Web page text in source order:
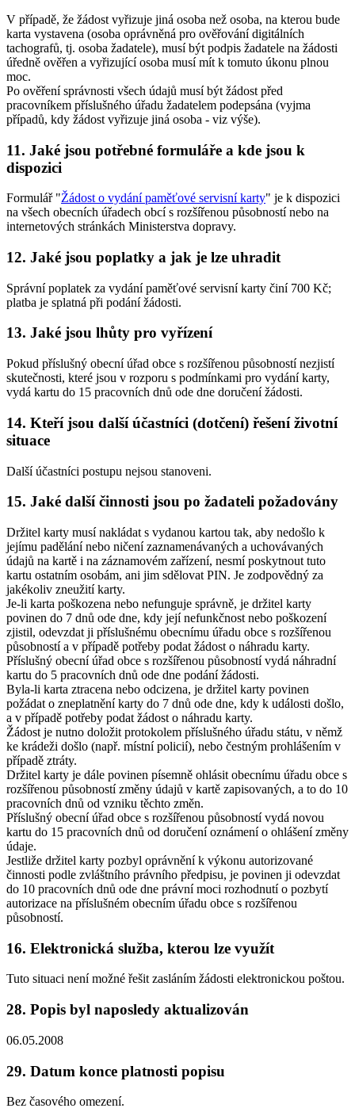
V případě, že žádost vyřizuje jiná osoba než osoba, na kterou bude
karta vystavena (osoba oprávněná pro ověřování digitálních
tachografů, tj. osoba žadatele), musí být podpis žadatele na žádosti
úředně ověřen a vyřizující osoba musí mít k tomuto úkonu plnou
moc.
Po ověření správnosti všech údajů musí být žádost před
pracovníkem příslušného úřadu žadatelem podepsána (vyjma
případů, kdy žádost vyřizuje jiná osoba - viz výše).
11. Jaké jsou potřebné formuláře a kde jsou k
dispozici
Formulář "Žádost o vydání paměťové servisní karty" je k dispozici
na všech obecních úřadech obcí s rozšířenou působností nebo na
internetových stránkách Ministerstva dopravy.
12. Jaké jsou poplatky a jak je lze uhradit
Správní poplatek za vydání paměťové servisní karty činí 700 Kč;
platba je splatná při podání žádosti.
13. Jaké jsou lhůty pro vyřízení
Pokud příslušný obecní úřad obce s rozšířenou působností nezjistí
skutečnosti, které jsou v rozporu s podmínkami pro vydání karty,
vydá kartu do 15 pracovních dnů ode dne doručení žádosti.
14. Kteří jsou další účastníci (dotčení) řešení životní
situace
Další účastníci postupu nejsou stanoveni.
15. Jaké další činnosti jsou po žadateli požadovány
Držitel karty musí nakládat s vydanou kartou tak, aby nedošlo k
jejímu padělání nebo ničení zaznamenávaných a uchovávaných
údajů na kartě i na záznamovém zařízení, nesmí poskytnout tuto
kartu ostatním osobám, ani jim sdělovat PIN. Je zodpovědný za
jakékoliv zneužití karty.
Je-li karta poškozena nebo nefunguje správně, je držitel karty
povinen do 7 dnů ode dne, kdy její nefunkčnost nebo poškození
zjistil, odevzdat ji příslušnému obecnímu úřadu obce s rozšířenou
působností a v případě potřeby podat žádost o náhradu karty.
Příslušný obecní úřad obce s rozšířenou působností vydá náhradní
kartu do 5 pracovních dnů ode dne podání žádosti.
Byla-li karta ztracena nebo odcizena, je držitel karty povinen
požádat o zneplatnění karty do 7 dnů ode dne, kdy k události došlo,
a v případě potřeby podat žádost o náhradu karty.
Žádost je nutno doložit protokolem příslušného úřadu státu, v němž
ke krádeži došlo (např. místní policií), nebo čestným prohlášením v
případě ztráty.
Držitel karty je dále povinen písemně ohlásit obecnímu úřadu obce s
rozšířenou působností změny údajů v kartě zapisovaných, a to do 10
pracovních dnů od vzniku těchto změn.
Příslušný obecní úřad obce s rozšířenou působností vydá novou
kartu do 15 pracovních dnů od doručení oznámení o ohlášení změny
údaje.
Jestliže držitel karty pozbyl oprávnění k výkonu autorizované
činnosti podle zvláštního právního předpisu, je povinen ji odevzdat
do 10 pracovních dnů ode dne právní moci rozhodnutí o pozbytí
autorizace na příslušném obecním úřadu obce s rozšířenou
působností.
16. Elektronická služba, kterou lze využít
Tuto situaci není možné řešit zasláním žádosti elektronickou poštou.
28. Popis byl naposledy aktualizován
06.05.2008
29. Datum konce platnosti popisu
Bez časového omezení.